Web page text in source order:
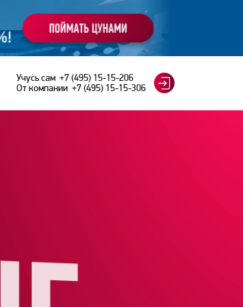
Учусь сам +7 (495) 15-15-206
От компании +7 (495) 15-15-306